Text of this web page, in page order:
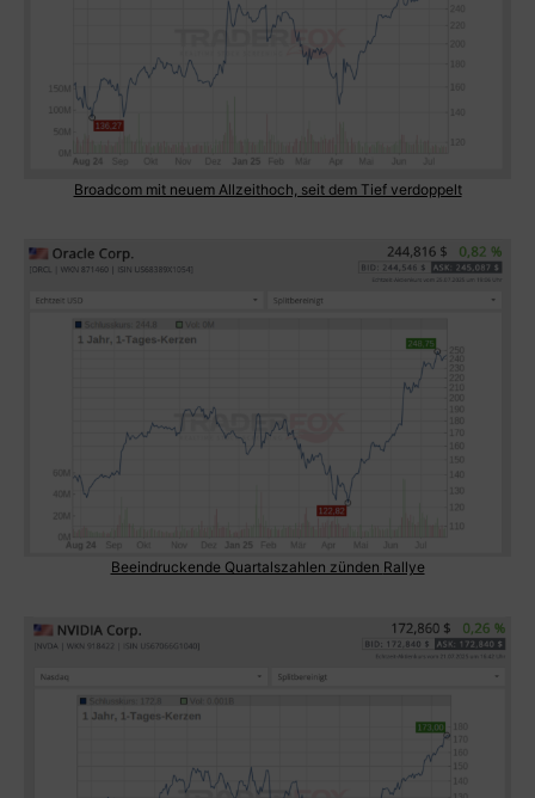
Broadcom mit neuem Allzeithoch, seit dem Tief verdoppelt
Beeindruckende Quartalszahlen zünden Rallye